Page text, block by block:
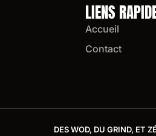
LIENS
Accueil
Contact
DES WOD, DU GRIND, ET